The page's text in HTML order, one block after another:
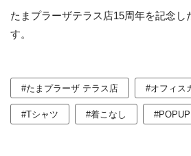
たまプラーザテラス店15周年を記念し
す。
#たまプラーザ テラス店 #オフィス
#Tシャツ #着こなし #POPUP